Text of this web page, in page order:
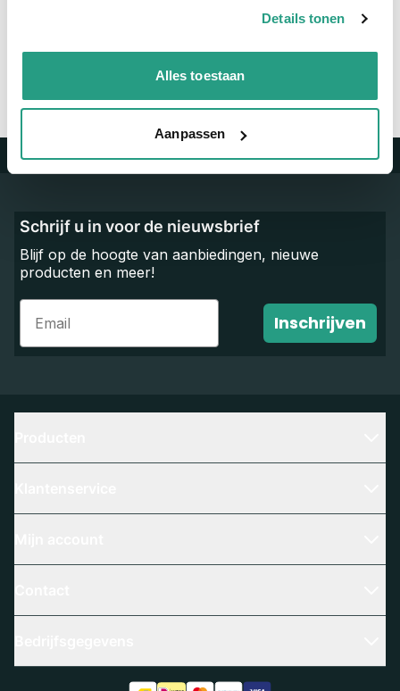
Details tonen
Alles toestaan
Aanpassen
We zijn beschikbaar van ma t/m vr van 08:00 tot 17:00 uur.
Trustpilot
Schrijf u in voor de nieuwsbrief
Blijf op de hoogte van aanbiedingen, nieuwe
producten en meer!
Email
Inschrijven